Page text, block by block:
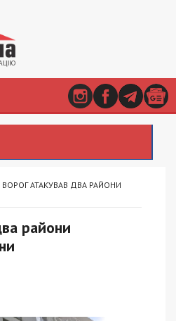
ВОРОГ АТАКУВАВ ДВА РАЙОНИ
райони